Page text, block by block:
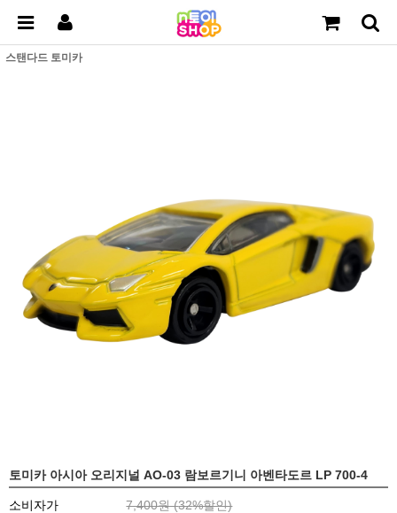
스탠다드 토미카
토미카 아시아 오리지널 AO-03 람보르기니 아벤타도르 LP 700-4
소비자가 7,400원 (32%할인)